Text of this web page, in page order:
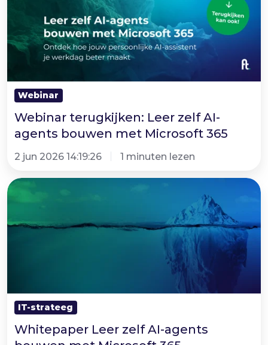
AI-
agents
met
365
Webinar
Webinar terugkijken: Leer zelf AI-
agents bouwen met Microsoft 365
2 jun 2026 14:19:26 1 minuten lezen
Whitepaper
Leer
zelf
Microsoft
IT-strateeg
Whitepaper Leer zelf AI-agents